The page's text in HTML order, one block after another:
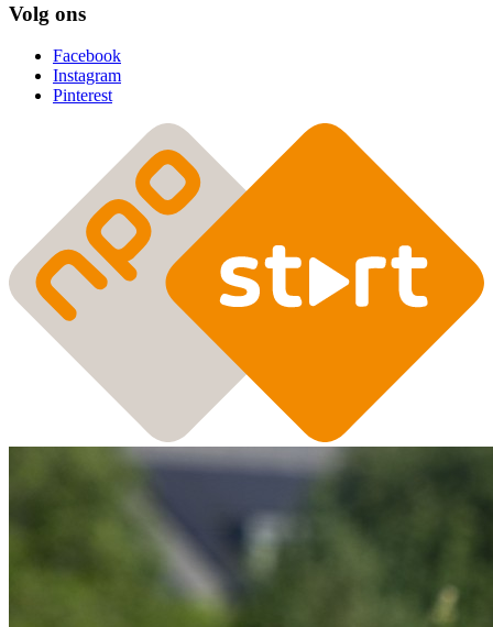
Volg ons
Facebook
Instagram
Pinterest